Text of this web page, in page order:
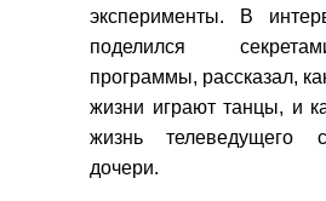
эксперименты. В
поделился
программы, рассказал,
жизни играют танцы, и
жизнь телеведущего
дочери.